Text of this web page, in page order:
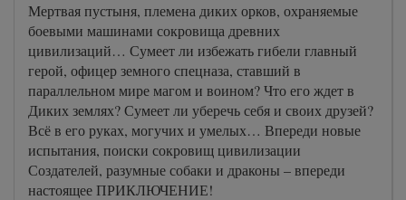
Мертвая пустыня, племена диких орков, охраняемые
боевыми машинами сокровища древних
цивилизаций… Сумеет ли избежать гибели главный
герой, офицер земного спецназа, ставший в
параллельном мире магом и воином? Что его ждет в
Диких землях? Сумеет ли уберечь себя и своих друзей?
Всё в его руках, могучих и умелых… Впереди новые
испытания, поиски сокровищ цивилизации
Создателей, разумные собаки и драконы – впереди
настоящее ПРИКЛЮЧЕНИЕ!